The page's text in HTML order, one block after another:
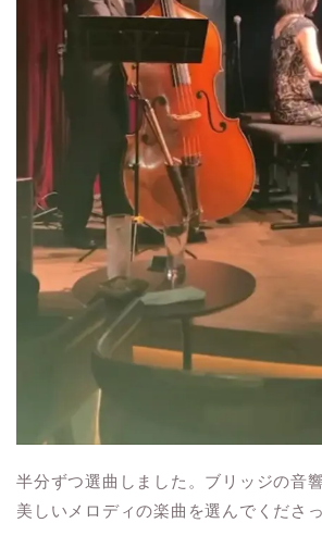
半分ずつ選曲しました。ブリッジの音
美しいメロディの楽曲を選んでくださ